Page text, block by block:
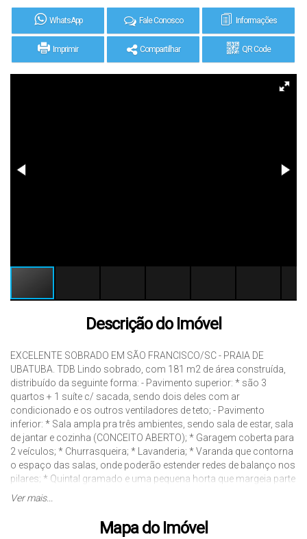
WhatsApp Fale Conosco Informações
Imprimir Compartilhar QR Code
Descrição do Imóvel
EXCELENTE SOBRADO EM SÃO FRANCISCO/SC - PRAIA DE
UBATUBA. TDB Lindo sobrado, com 181 m2 de área construída,
distribuído da seguinte forma: - Pavimento superior: * são 3
quartos + 1 suíte c/ sacada, sendo dois deles com ar
condicionado e os outros ventiladores de teto; - Pavimento
inferior: * Sala ampla pra três ambientes, sendo sala de estar, sala
de jantar e cozinha (CONCEITO ABERTO); * Garagem coberta para
2 veículos; * Churrasqueira; * Lavanderia; * Varanda que contorna
o espaço das salas, onde poderão estender redes de balanço nos
pilares; * Quintal gramado e uma pequena horta que margeia parte
do muro. A localização é espetacular, fica no Ubatuba, local
com uma vizinhança maravilhosa onde se convive o ano todo
com bastante segurança e sossego. Se quiser um pouco de
Ver mais...
Mapa do Imóvel